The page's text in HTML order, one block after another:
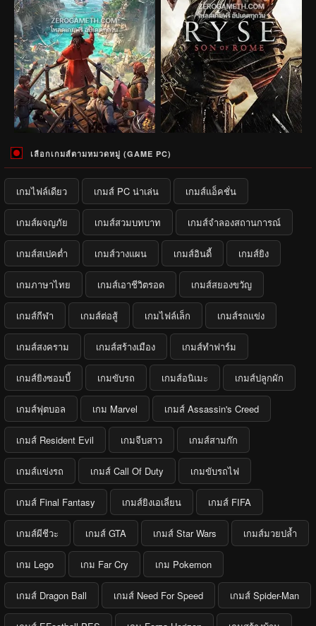
เลือกเกมส์ตามหมวดหมู่ (GAME PC)
เกมไฟล์เดียว เกมส์ PC น่าเล่น เกมส์แอ็คชั่น
เกมส์ผจญภัย เกมส์สวมบทบาท เกมส์จำลองสถานการณ์
เกมส์สเปคต่ำ เกมส์วางแผน เกมส์อินดี้ เกมส์ยิง
เกมภาษาไทย เกมส์เอาชีวิตรอด เกมส์สยองขวัญ
เกมส์กีฬา เกมส์ต่อสู้ เกมไฟล์เล็ก เกมส์รถแข่ง
เกมส์สงคราม เกมส์สร้างเมือง เกมส์ทำฟาร์ม
เกมส์ยิงซอมบี้ เกมขับรถ เกมส์อนิเมะ เกมส์ปลูกผัก
เกมส์ฟุตบอล เกม Marvel เกมส์ Assassin's Creed
เกมส์ Resident Evil เกมจีบสาว เกมส์สามก๊ก
เกมส์แข่งรถ เกมส์ Call Of Duty เกมขับรถไฟ
เกมส์ Final Fantasy เกมส์ยิงเอเลี่ยน เกมส์ FIFA
เกมส์ผีชีวะ เกมส์ GTA เกมส์ Star Wars เกมส์มวยปล้ำ
เกม Lego เกม Far Cry เกม Pokemon
เกมส์ Dragon Ball เกมส์ Need For Speed เกมส์ Spider-Man